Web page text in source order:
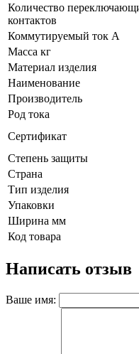
Количество
контактов
Коммутируемый ток А
Масса кг
Материал изделия
Наименование
Производитель
Род тока
Сертификат
Степень защиты
Страна
Тип изделия
Упаковки
Ширина мм
Код товара
Написать отзыв
Ваше имя: